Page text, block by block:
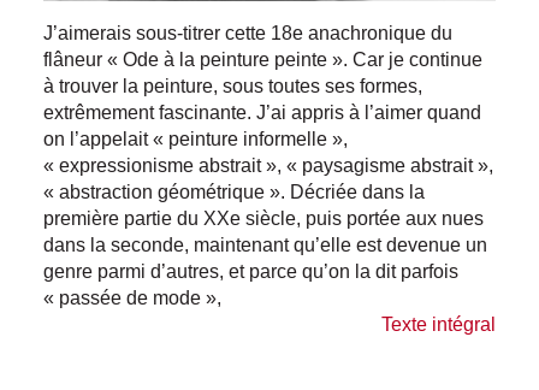
J’aimerais sous-titrer cette 18e anachronique du
flâneur « Ode à la peinture peinte ». Car je continue
à trouver la peinture, sous toutes ses formes,
extrêmement fascinante. J’ai appris à l’aimer quand
on l’appelait « peinture informelle »,
« expressionisme abstrait », « paysagisme abstrait »,
« abstraction géométrique ». Décriée dans la
première partie du XXe siècle, puis portée aux nues
dans la seconde, maintenant qu’elle est devenue un
genre parmi d’autres, et parce qu’on la dit parfois
« passée de mode »,
Texte intégral